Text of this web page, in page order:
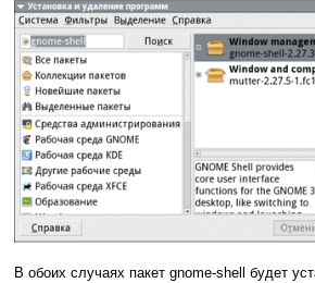
В обоих случаях пакет gnome-shell будет